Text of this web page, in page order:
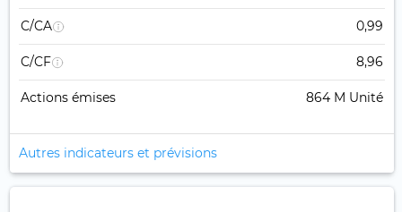
C/CA 0,99
C/CF 8,96
Actions émises 864 M Unité
Autres indicateurs et prévisions